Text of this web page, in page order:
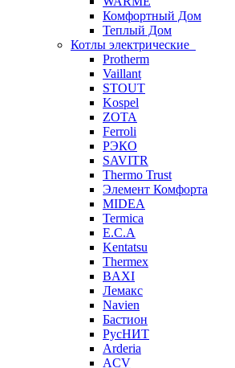
Комфортный Дом
Теплый Дом
Котлы электрические
Protherm
Vaillant
STOUT
Kospel
ZOTA
Ferroli
РЭКО
SAVITR
Thermo Trust
Элемент Комфорта
MIDEA
Termica
E.C.A
Kentatsu
Thermex
BAXI
Лемакс
Navien
Бастион
РусНИТ
Arderia
ACV